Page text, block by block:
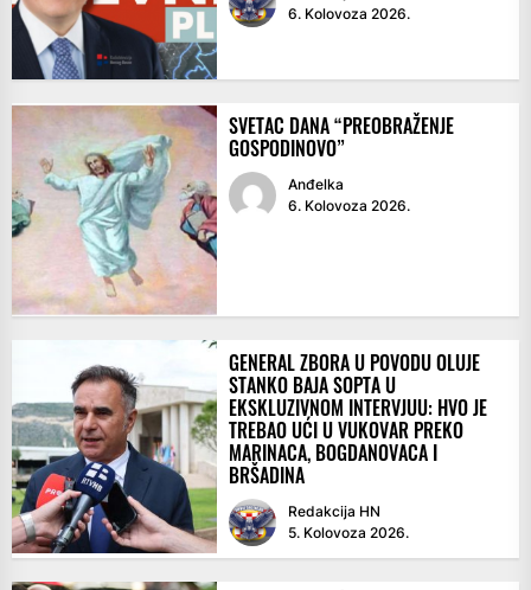
6. Kolovoza 2026.
SVETAC DANA “PREOBRAŽENJE
GOSPODINOVO”
Anđelka
6. Kolovoza 2026.
GENERAL ZBORA U POVODU OLUJE
STANKO BAJA SOPTA U
EKSKLUZIVNOM INTERVJUU: HVO JE
TREBAO UĆI U VUKOVAR PREKO
MARINACA, BOGDANOVACA I
BRŠADINA
Redakcija HN
5. Kolovoza 2026.